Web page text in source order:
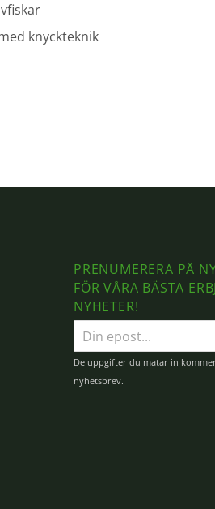
knyckteknik
PRENUMERERA PÅ
FÖR VÅRA BÄSTA
NYHETER!
E-
postadress
De uppgifter du matar in
nyhetsbrev.